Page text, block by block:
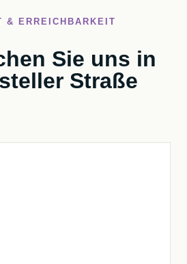
& ERREICHBARKEIT
Sie uns in
Straße